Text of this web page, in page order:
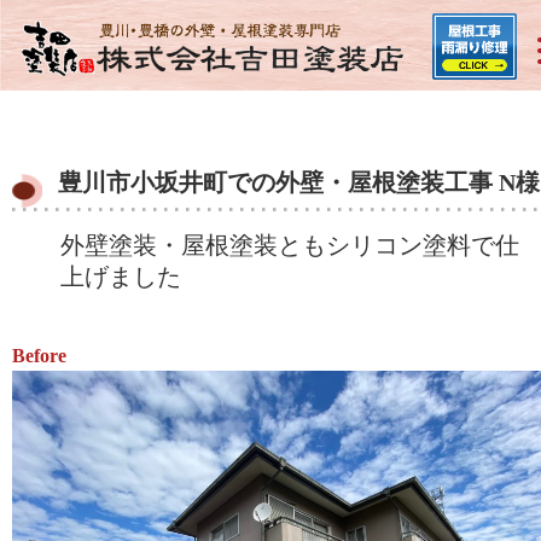
豊川市小坂井町での外壁・屋根塗装工事 N様
外壁塗装・屋根塗装ともシリコン塗料で仕
上げました
Before